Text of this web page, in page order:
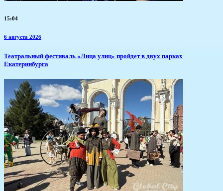
15:04
6 августа 2026
​Театральный фестиваль «Лица улиц» пройдет в двух парках
Екатеринбурга